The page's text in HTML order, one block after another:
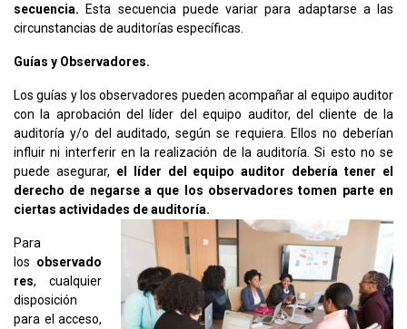
secuencia. Esta secuencia puede variar para adaptarse a las
circunstancias de auditorías específicas.
Guías y Observadores.
Los guías y los observadores pueden acompañar al equipo auditor
con la aprobación del líder del equipo auditor, del cliente de la
auditoría y/o del auditado, según se requiera. Ellos no deberían
influir ni interferir en la realización de la auditoría. Si esto no se
puede asegurar, el líder del equipo auditor debería tener el
derecho de negarse a que los observadores tomen parte en
ciertas actividades de auditoría.
Para
los observado
res, cualquier
disposición
para el acceso,